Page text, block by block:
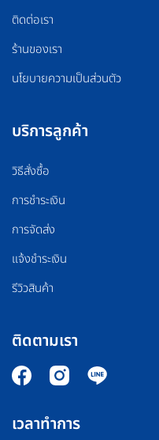
ติดต่อเรา
ร้านของเรา
นโยบายความเป็นส่วนตัว
บริการลูกค้า
วิธีสั่งซื้อ
การชำระเงิน
การจัดส่ง
แจ้งชำระเงิน
รีวิวสินค้า
ติดตามเรา
เวลาทำการ